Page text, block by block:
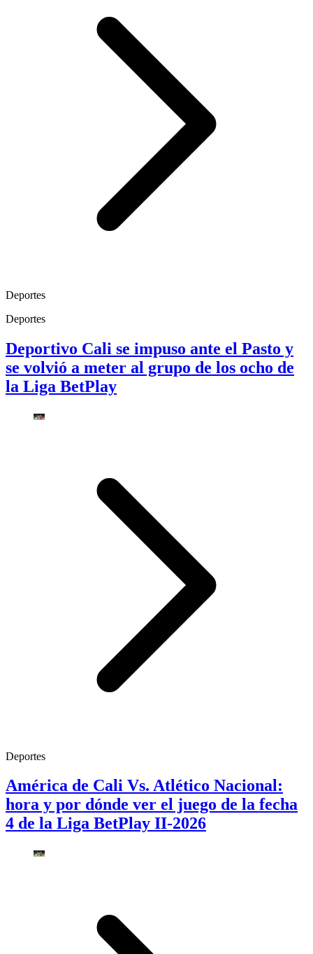
Deportes
Deportes
Deportivo Cali se impuso ante el Pasto y
se volvió a meter al grupo de los ocho de
la Liga BetPlay
Deportes
América de Cali Vs. Atlético Nacional:
hora y por dónde ver el juego de la fecha
4 de la Liga BetPlay II-2026